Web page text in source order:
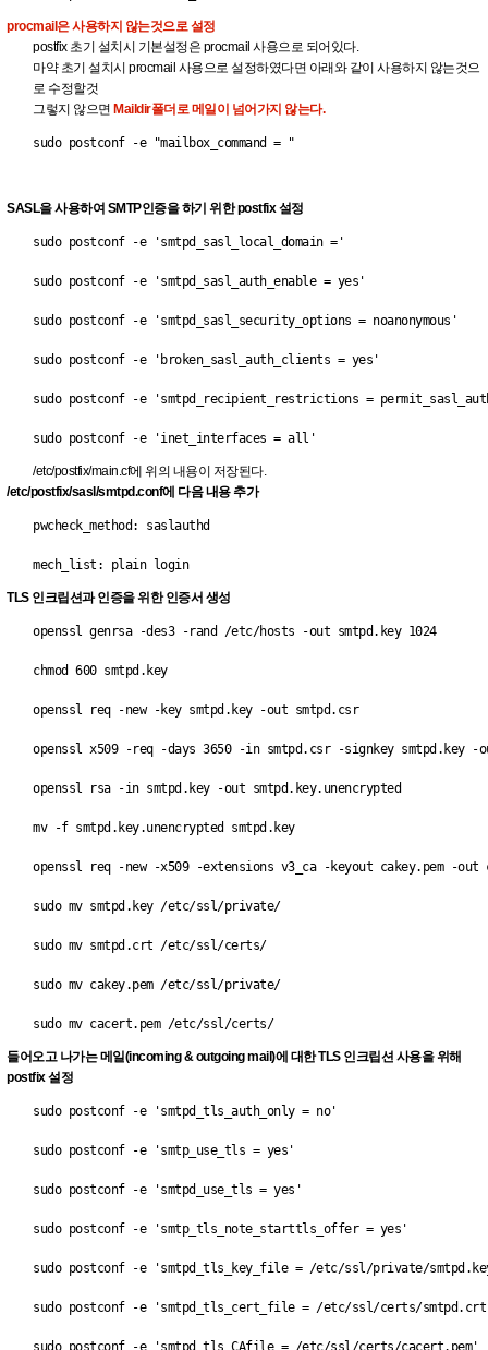
procmail은 사용하지 않는것으로 설정
postfix 초기 설치시 기본설정은 procmail 사용으로 되어있다.
마약 초기 설치시 procmail 사용으로 설정하였다면 아래와 같이 사용하지 않는것으
로 수정할것
그렇지 않으면 Maildir폴더로 메일이 넘어가지 않는다.
sudo postconf -e "mailbox_command = "
SASL을 사용하여 SMTP인증을 하기 위한 postfix 설정
sudo postconf -e 'smtpd_sasl_local_domain ='
sudo postconf -e 'smtpd_sasl_auth_enable = yes'
sudo postconf -e 'smtpd_sasl_security_options = noanonymous'
sudo postconf -e 'broken_sasl_auth_clients = yes'
sudo postconf -e 'smtpd_recipient_restrictions =
sudo postconf -e 'inet_interfaces = all'
/etc/postfix/main.cf에 위의 내용이 저장된다.
/etc/postfix/sasl/smtpd.conf에 다음 내용 추가
pwcheck_method: saslauthd
mech_list: plain login
TLS 인크립션과 인증을 위한 인증서 생성
openssl genrsa -des3 -rand /etc/hosts -out smtpd.key 1024
chmod 600 smtpd.key
openssl req -new -key smtpd.key -out smtpd.csr
openssl x509 -req -days 3650 -in smtpd.csr -signkey smtpd.key -
openssl rsa -in smtpd.key -out smtpd.key.unencrypted
mv -f smtpd.key.unencrypted smtpd.key
openssl req -new -x509 -extensions v3_ca -keyout cakey.pem -out
sudo mv smtpd.key /etc/ssl/private/
sudo mv smtpd.crt /etc/ssl/certs/
sudo mv cakey.pem /etc/ssl/private/
sudo mv cacert.pem /etc/ssl/certs/
들어오고 나가는 메일(incoming & outgoing mail)에 대한 TLS 인크립션 사용을 위해
postfix 설정
sudo postconf -e 'smtpd_tls_auth_only = no'
sudo postconf -e 'smtp_use_tls = yes'
sudo postconf -e 'smtpd_use_tls = yes'
sudo postconf -e 'smtp_tls_note_starttls_offer = yes'
sudo postconf -e 'smtpd_tls_key_file = /etc/ssl/private/
sudo postconf -e 'smtpd_tls_cert_file = /etc/ssl/certs/
sudo postconf -e 'smtpd_tls_CAfile = /etc/ssl/certs/cacert.pem'